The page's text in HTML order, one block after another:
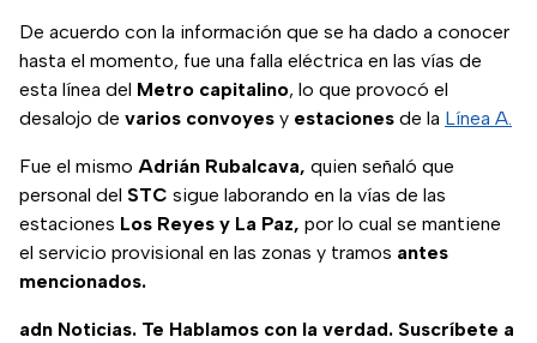
De acuerdo con la información que se ha dado a conocer
hasta el momento, fue una falla eléctrica en las vías de
esta línea del Metro capitalino, lo que provocó el
desalojo de varios convoyes y estaciones de la Línea A.
Fue el mismo Adrián Rubalcava, quien señaló que
personal del STC sigue laborando en la vías de las
estaciones Los Reyes y La Paz, por lo cual se mantiene
el servicio provisional en las zonas y tramos antes
mencionados.
adn Noticias. Te Hablamos con la verdad. Suscríbete a